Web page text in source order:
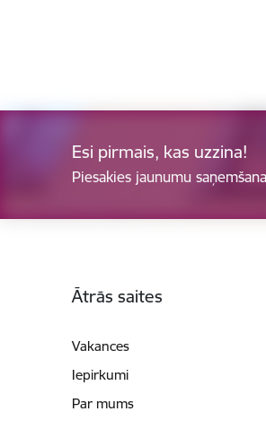
Esi pirmais, kas uzzina!
Piesakies jaunumu
Ātrās saites
Vakances
Iepirkumi
Par mums